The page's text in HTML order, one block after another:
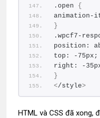
.open {
animation-
}
.wpcf7-
position:
top: -75px;
right: -
}
</style>
HTML và CSS đã xong,